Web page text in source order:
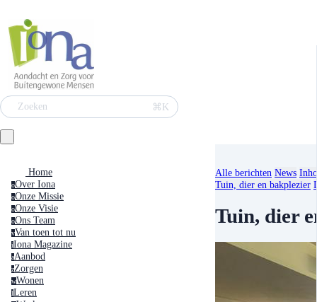
Zoeken ⌘K
Home
oOver Iona
oOnze Missie
oOnze Visie
oOns Team
vVan toen tot nu
iIona Magazine
aAanbod
zZorgen
wWonen
lLeren
Alle berichten News
Tuin, dier en bakplezier
Tuin, dier